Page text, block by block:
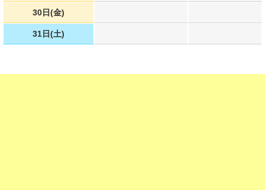
30日(金)
31日(土)